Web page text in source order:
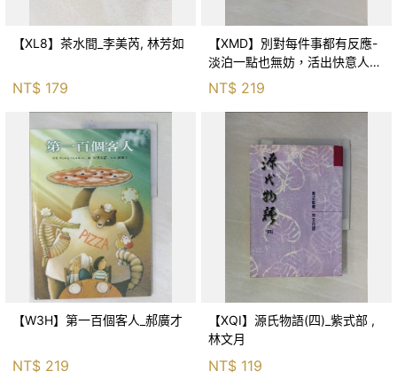
【XL8】茶水間_李美芮, 林芳如
NT$ 179
【XMD】別對每件事都有反應-
淡泊一點也無妨，活出快意人生
的99個禪練習！_枡野俊明, 黃
薇嬪
NT$ 219
【W3H】第一百個客人_郝廣才
NT$ 219
【XQI】源氏物語(四)_紫式部 ,
林文月
NT$ 119